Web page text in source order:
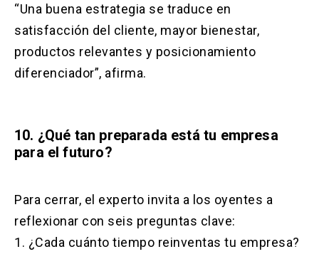
“Una buena estrategia se traduce en
satisfacción del cliente, mayor bienestar,
productos relevantes y posicionamiento
diferenciador”, afirma.
10. ¿Qué tan preparada está tu empresa
para el futuro?
Para cerrar, el experto invita a los oyentes a
reflexionar con seis preguntas clave:
1. ¿Cada cuánto tiempo reinventas tu empresa?